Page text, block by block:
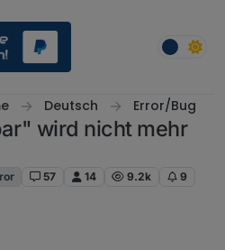
Deutsch Error/Bug
wird nicht mehr
57 14 9.2k 9